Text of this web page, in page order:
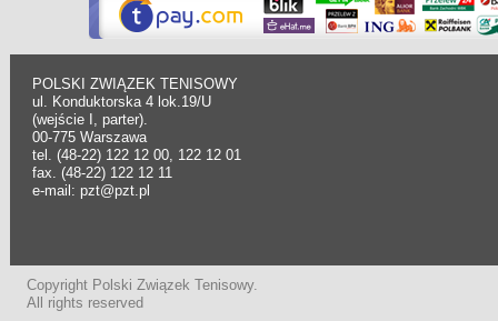
POLSKI ZWIĄZEK TENISOWY
ul. Konduktorska 4 lok.19/U
(wejście I, parter).
00-775 Warszawa
tel. (48-22) 122 12 00, 122 12 01
fax. (48-22) 122 12 11
e-mail: pzt@pzt.pl
Copyright Polski Związek Tenisowy.
All rights reserved